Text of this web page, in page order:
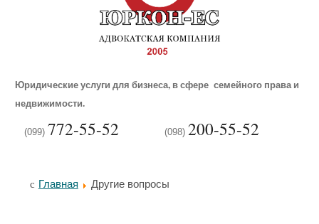
Юридические услуги для бизнеса, в сфере семейного права и
недвижимости.
(099) 772-55-52 (098) 200-55-52
Главная Другие вопросы